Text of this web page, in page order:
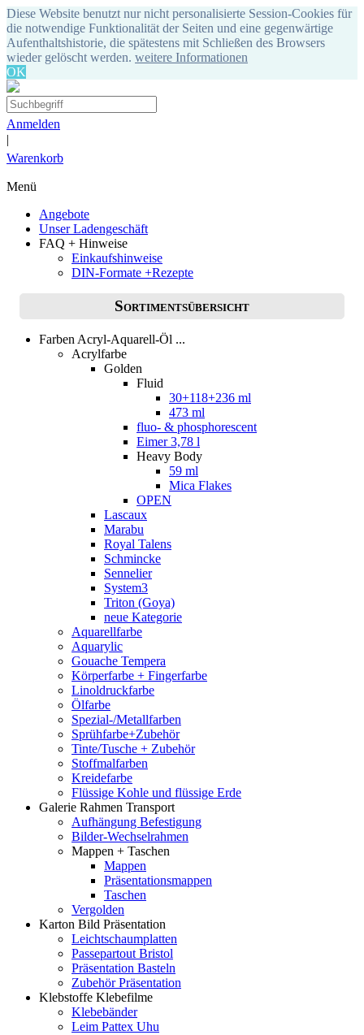
Diese Website benutzt nur nicht personalisierte Session-Cookies für
die notwendige Funktionalität der Seiten und eine gegenwärtige
Aufenthaltshistorie, die spätestens mit Schließen des Browsers
wieder gelöscht werden. weitere Informationen
OK
Anmelden
|
Warenkorb
Menü
Angebote
Unser Ladengeschäft
FAQ + Hinweise
Einkaufshinweise
DIN-Formate +Rezepte
Sortimentsübersicht
Farben Acryl-Aquarell-Öl ...
Acrylfarbe
Golden
Fluid
30+118+236 ml
473 ml
fluo- & phosphorescent
Eimer 3,78 l
Heavy Body
59 ml
Mica Flakes
OPEN
Lascaux
Marabu
Royal Talens
Schmincke
Sennelier
System3
Triton (Goya)
neue Kategorie
Aquarellfarbe
Aquarylic
Gouache Tempera
Körperfarbe + Fingerfarbe
Linoldruckfarbe
Ölfarbe
Spezial-/Metallfarben
Sprühfarbe+Zubehör
Tinte/Tusche + Zubehör
Stoffmalfarben
Kreidefarbe
Flüssige Kohle und flüssige Erde
Galerie Rahmen Transport
Aufhängung Befestigung
Bilder-Wechselrahmen
Mappen + Taschen
Mappen
Präsentationsmappen
Taschen
Vergolden
Karton Bild Präsentation
Leichtschaumplatten
Passepartout Bristol
Präsentation Basteln
Zubehör Präsentation
Klebstoffe Klebefilme
Klebebänder
Leim Pattex Uhu